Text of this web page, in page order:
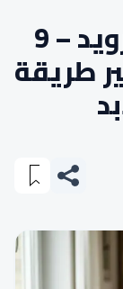
أسرار وخفايا نظام أندرويد – 9
طريقة